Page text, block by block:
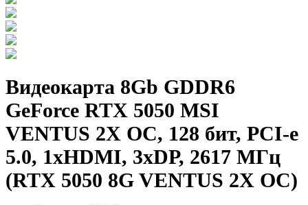
Видеокарта 8Gb GDDR6
GeForce RTX 5050 MSI
VENTUS 2X OC, 128 бит, PCI-e
5.0, 1xHDMI, 3xDP, 2617 МГц
(RTX 5050 8G VENTUS 2X OC)